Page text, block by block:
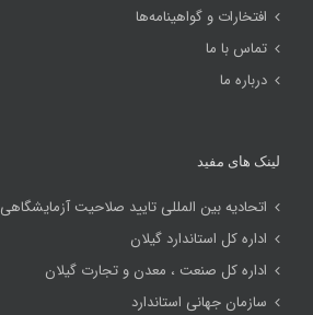
افتخارات و گواهینامه‌ها
تماس با ما
درباره ما
لینک های مفید
اتحادیه بین المللی تایید صلاحیت آزمایشگاهی
اداره کل استاندارد گیلان
اداره کل صنعت ، معدن و تجارت گیلان
سازمان جهانی استاندارد